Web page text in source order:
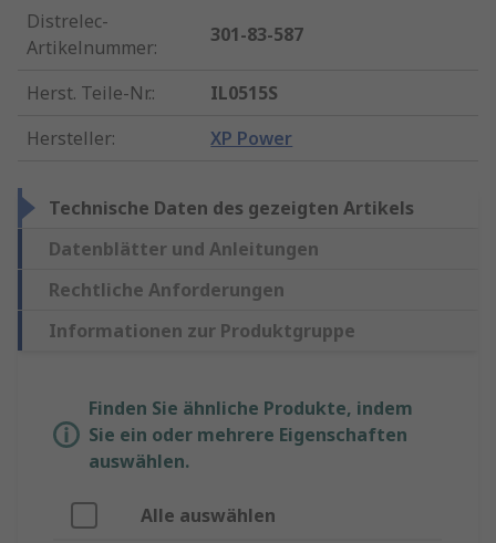
Distrelec-
Artikelnummer:
301-83-587
Herst. Teile-Nr.:
IL0515S
Hersteller: XP Power
Technische Daten des gezeigten Artikels
Datenblätter und Anleitungen
Rechtliche Anforderungen
Informationen zur Produktgruppe
Finden Sie ähnliche Produkte, indem
Sie ein oder mehrere Eigenschaften
auswählen.
Alle auswählen